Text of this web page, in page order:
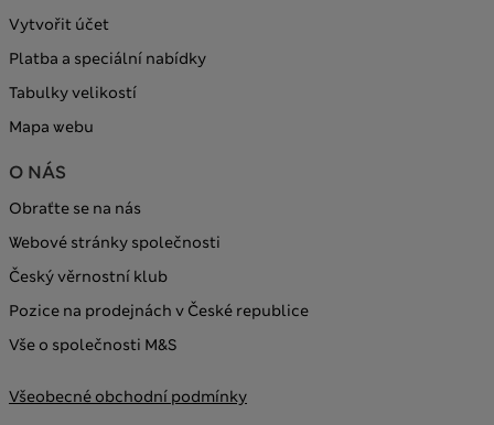
Vytvořit účet
Platba a speciální nabídky
Tabulky velikostí
Mapa webu
O NÁS
Obraťte se na nás
Webové stránky společnosti
Český věrnostní klub
Pozice na prodejnách v České republice
Vše o společnosti M&S
Všeobecné obchodní podmínky